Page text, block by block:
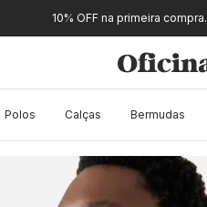
10% OFF na primeira compra.
Polos Calças Bermudas